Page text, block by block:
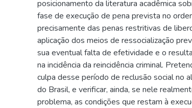
posicionamento da literatura acadêmica
fase de execução de pena prevista no
precisamente das penas restritivas de
aplicação dos meios de ressocialização
sua eventual falta de efetividade e o
na incidência da reincidência criminal.
culpa desse período de reclusão social no
do Brasil, e verificar, ainda, se nele
problema, as condições que restam à